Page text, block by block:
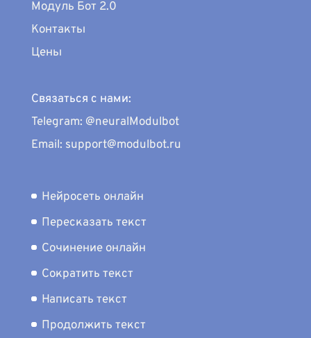
Модуль Бот 2.0
Контакты
Цены
Связаться с нами:
Telegram: @neuralModulbot
Email: support@modulbot.ru
Нейросеть онлайн
Пересказать текст
Сочинение онлайн
Сократить текст
Написать текст
Продолжить текст